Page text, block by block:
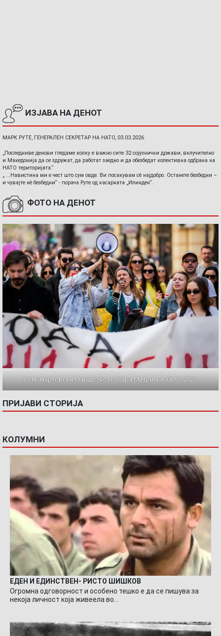
ИЗЈАВА НА ДЕНОТ
МАРК РУТЕ, ГЕНЕРАЛЕН СЕКРЕТАР НА НАТО, 03.03.2026
„Последниве денови гледаме колку е важно сите 32 сојузнички држави, вклучително
и Македонија да се здружат, да работат заедно и да обезбедат колективна одбрана на
НАТО територијата.“
„ ...Навистина ми е чест што сум овде. Ви посакувам сè најдобро. Останете безбедни –
и чувајте нè безбедни“ - порача Руте од касарната „Илинден“.
ФОТО НА ДЕНОТ
Осмомартовски Марш / Фото: Сара Митрички, 08.03.2026
ПРИЈАВИ СТОРИЈА
КОЛУМНИ
ЕДЕН И ЕДИНСТВЕН- РИСТО ШИШКОВ
Огромна одговорност и особено тешко е да се пишува за
некоја личност која живеела во…